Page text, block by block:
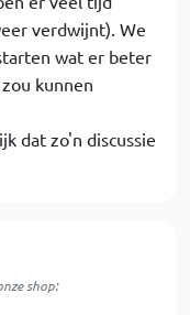
verdwijnt). We
wat er beter
kunnen
dat zo'n discussie
shop: